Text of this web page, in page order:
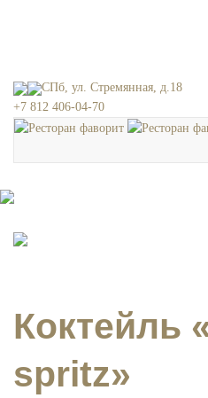
СПб, ул. Стремянная, д.18
+7 812 406-04-70
Коктейль
spritz»